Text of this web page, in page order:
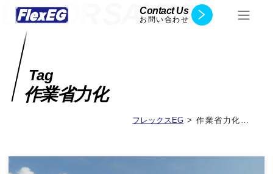
Contact Us
お問い合わせ
Tag
作業省力化
フレックスEG > 作業省力化
LABO AVING